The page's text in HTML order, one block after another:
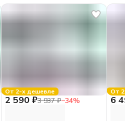
От 2-х дешевле
2 590 ₽3 937 ₽−34%
От
6